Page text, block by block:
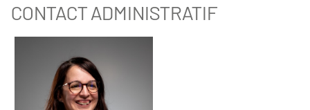
CONTACT ADMINISTRATIF